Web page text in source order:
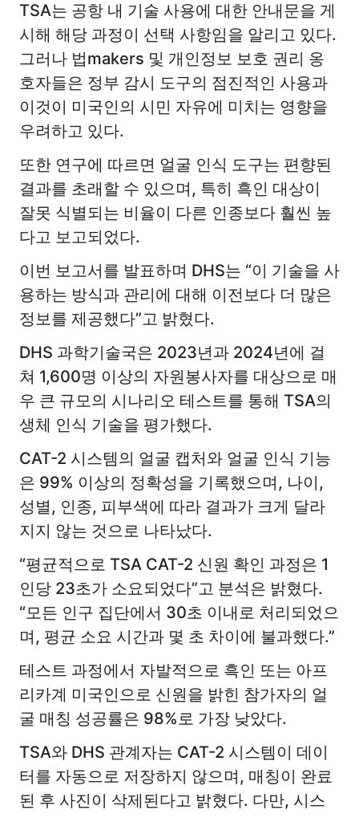
TSA는 공항 내 기술 사용에 대한 안내문을 게
시해 해당 과정이 선택 사항임을 알리고 있다.
그러나 법makers 및 개인정보 보호 권리 옹
호자들은 정부 감시 도구의 점진적인 사용과
이것이 미국인의 시민 자유에 미치는 영향을
우려하고 있다.
또한 연구에 따르면 얼굴 인식 도구는 편향된
결과를 초래할 수 있으며, 특히 흑인 대상이
잘못 식별되는 비율이 다른 인종보다 훨씬 높
다고 보고되었다.
이번 보고서를 발표하며 DHS는 “이 기술을 사
용하는 방식과 관리에 대해 이전보다 더 많은
정보를 제공했다”고 밝혔다.
DHS 과학기술국은 2023년과 2024년에 걸
쳐 1,600명 이상의 자원봉사자를 대상으로 매
우 큰 규모의 시나리오 테스트를 통해 TSA의
생체 인식 기술을 평가했다.
CAT-2 시스템의 얼굴 캡처와 얼굴 인식 기능
은 99% 이상의 정확성을 기록했으며, 나이,
성별, 인종, 피부색에 따라 결과가 크게 달라
지지 않는 것으로 나타났다.
“평균적으로 TSA CAT-2 신원 확인 과정은 1
인당 23초가 소요되었다”고 분석은 밝혔다.
“모든 인구 집단에서 30초 이내로 처리되었으
며, 평균 소요 시간과 몇 초 차이에 불과했다.”
테스트 과정에서 자발적으로 흑인 또는 아프
리카계 미국인으로 신원을 밝힌 참가자의 얼
굴 매칭 성공률은 98%로 가장 낮았다.
TSA와 DHS 관계자는 CAT-2 시스템이 데이
터를 자동으로 저장하지 않으며, 매칭이 완료
된 후 사진이 삭제된다고 밝혔다. 다만, 시스